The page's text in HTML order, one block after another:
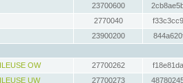
23700600
2770040
23900200
OW
27700262
UW
27700273